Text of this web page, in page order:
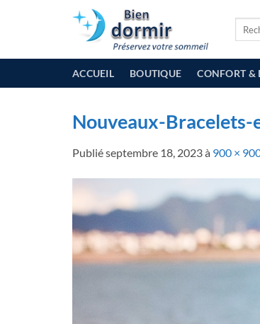
ACCUEIL BOUTIQUE CONFORT &
Nouveaux-
Publiéseptembre 18, 2023à 900 ×